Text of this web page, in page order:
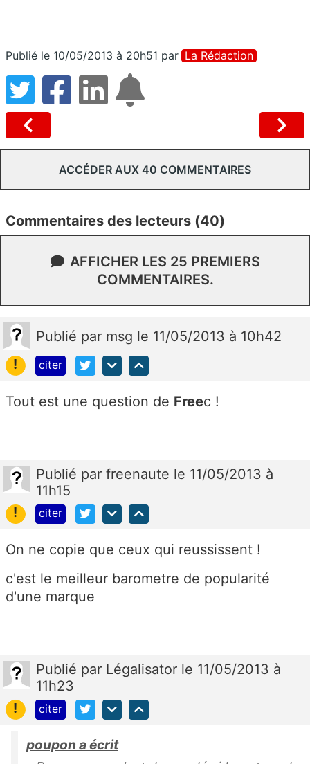
Publié le 10/05/2013 à 20h51 par La Rédaction
ACCÉDER AUX 40 COMMENTAIRES
Commentaires des lecteurs (40)
AFFICHER LES 25 PREMIERS
COMMENTAIRES.
Publié par msg le 11/05/2013 à 10h42
!
citer
Tout est une question de Freec !
Publié par freenaute le 11/05/2013 à
11h15
!
citer
On ne copie que ceux qui reussissent !
c'est le meilleur barometre de popularité
d'une marque
Publié par Légalisator le 11/05/2013 à
11h23
!
citer
poupon a écrit